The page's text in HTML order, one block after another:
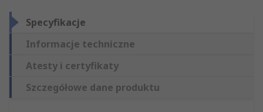
Specyfikacje
Informacje techniczne
Atesty i certyfikaty
Szczegółowe dane produktu